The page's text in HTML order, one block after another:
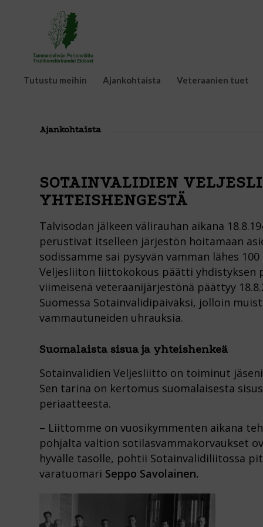
Tutustu meihin Ajankohtaista Veteraanien tuet
Ajankohtaista
SOTAINVALIDIEN
YHTEISHENGESTÄ
Talvisodan jälkeen välirauhan aikana
perustivat itselleen järjestön hoitamaan
sodissamme sai pysyvän vamman lähes
Veljesliiton liittokokous päätti yhdistyksen
viimeisenä veteraanijärjestönä päättyy
Suomessa Sotainvalidipäiväksi, jolloin
vammautuneiden uhrauksia.
Suomalaista sisua ja yhteishenkeä
Sotainvalidien Veljesliitto on toiminut
Sen tarina on kertomus suomalaisesta
periaatteesta.
– Liittomme on vuosikymmenten aikana
pohjalta valtion sotilasvammakorvaukset
hyvälle tasolle, pohtii Sotainvalidiliitossa
varatuomari Seppo Savolainen.